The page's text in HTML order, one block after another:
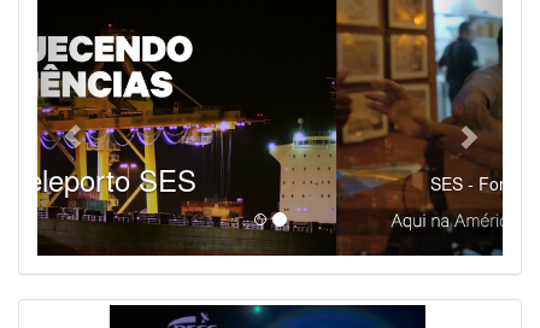
SES - Fornecendo Esportes Ao Vivo